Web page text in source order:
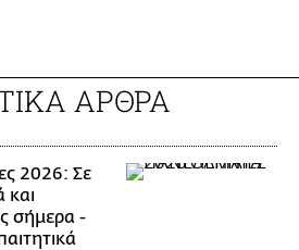
ΑΡΘΡΑ
2026: Σε
και
σήμερα -